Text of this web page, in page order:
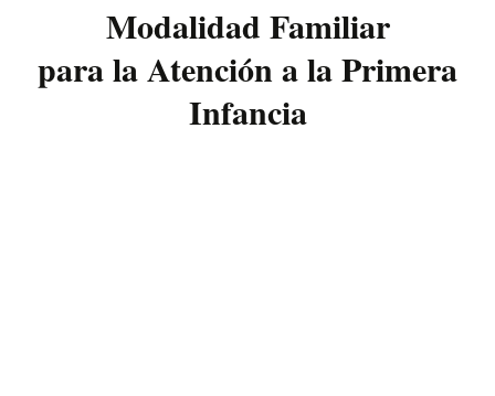
Modalidad Familiar
para la Atención a la Primera
Infancia